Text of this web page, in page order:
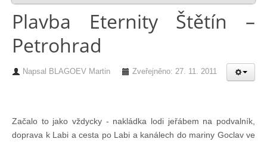
Kdo jsme
Zveme vás mezi nás
Setkání ČANY
Plavba Eternity Štětín –
Petrohrad
Napsal BLAGOEV Martin Zveřejněno: 27. 11. 2011
Začalo to jako vždycky - nakládka lodi jeřábem na podvalník,
doprava k Labi a cesta po Labi a kanálech do mariny Goclav ve